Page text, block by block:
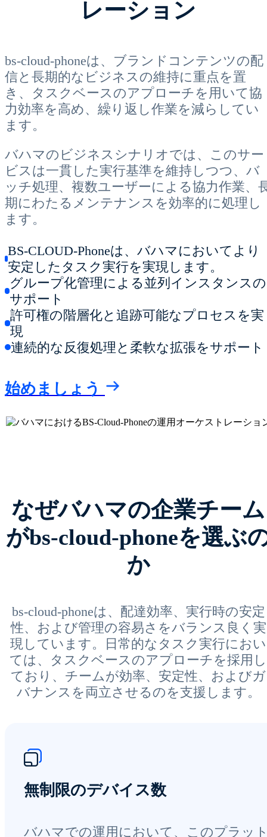
レーション
bs-cloud-phoneは、ブランドコンテンツの配
信と長期的なビジネスの維持に重点を置
き、タスクベースのアプローチを用いて協
力効率を高め、繰り返し作業を減らしてい
ます。
バハマのビジネスシナリオでは、このサー
ビスは一貫した実行基準を維持しつつ、バ
ッチ処理、複数ユーザーによる協力作業、
期にわたるメンテナンスを効率的に処理し
ます。
BS-CLOUD-Phoneは、バハマにおいてより
安定したタスク実行を実現します。
グループ化管理による並列インスタンスの
サポート
許可権の階層化と追跡可能なプロセスを実
現
連続的な反復処理と柔軟な拡張をサポート
始めましょう
なぜバハマの企業チーム
がbs-cloud-phoneを選ぶ
か
bs-cloud-phoneは、配達効率、実行時の安定
性、および管理の容易さをバランス良く実
現しています。日常的なタスク実行におい
ては、タスクベースのアプローチを採用し
ており、チームが効率、安定性、およびガ
バナンスを両立させるのを支援します。
無制限のデバイス数
バハマでの運用において、このプラッ